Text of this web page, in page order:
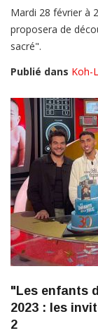
Mardi 28 février à
proposera de
sacré".
Publié dans Koh-
"Les enfants
2023 : les
2